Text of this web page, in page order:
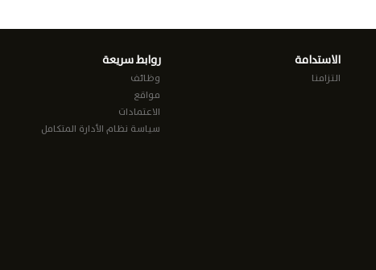
الاستدامة
التزامنا
روابط سريعة
وظائف
مواقع
الاعتمادات
سياسة نظام الأدارة المتكامل